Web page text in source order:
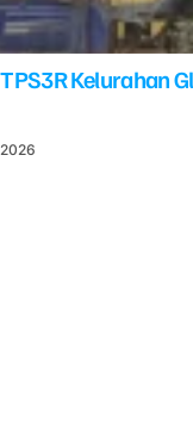
Kelurahan